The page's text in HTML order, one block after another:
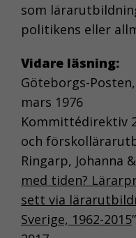
som
politikens eller
Vidare läsning:
Göteborgs-
mars 1976
Kommittédirektiv
och
Ringarp, Johanna
med tiden?
sett via
Sverige, 1962-2015